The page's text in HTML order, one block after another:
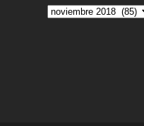
Archivos